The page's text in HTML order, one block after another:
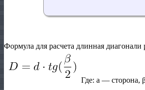
Формула для расчета длинная
Где: a — сторона,